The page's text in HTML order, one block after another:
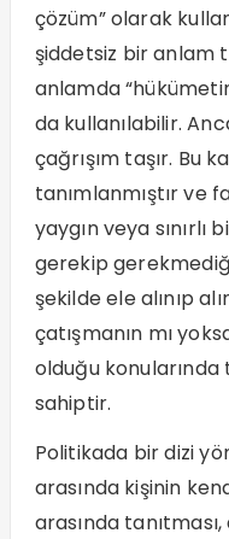
çözüm” olarak
şiddetsiz bir anlam
anlamda
da kullanılabilir.
çağrışım taşır. Bu
tanımlanmıştır ve
yaygın veya sınırlı
gerekip
şekilde ele alınıp
çatışmanın mı
olduğu
sahiptir.
Politikada bir dizi
arasında kişinin
arasında